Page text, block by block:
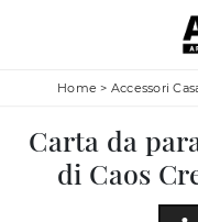
Home > Accessori
Carta da
di Caos